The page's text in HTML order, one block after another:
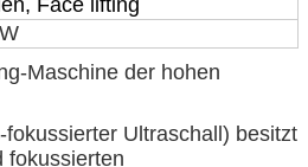
Maschine der hohen
Ultraschall) besitzt
fokussierten